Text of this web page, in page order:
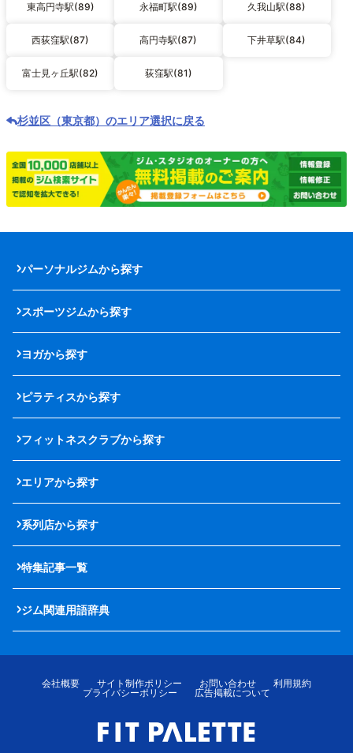
東高円寺駅(89) 永福町駅(89) 久我山駅(88)
西荻窪駅(87) 高円寺駅(87) 下井草駅(84)
富士見ヶ丘駅(82) 荻窪駅(81)
杉並区（東京都）のエリア選択に戻る
パーソナルジムから探す
スポーツジムから探す
ヨガから探す
ピラティスから探す
フィットネスクラブから探す
エリアから探す
系列店から探す
特集記事一覧
ジム関連用語辞典
会社概要 サイト制作ポリシー お問い合わせ
利用規約
プライバシーポリシー
広告掲載について